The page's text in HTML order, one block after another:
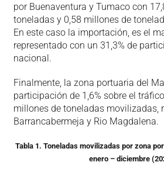
por Buenaventura y Tumaco con
toneladas y 0,58 millones de
En este caso la importación, es el
representado con un 31,3% de
nacional.
Finalmente, la zona portuaria del
participación de 1,6% sobre el
millones de toneladas movilizadas,
Barrancabermeja y Rio Magdalena.
Tabla 1. Toneladas movilizadas por zona
enero – diciembre